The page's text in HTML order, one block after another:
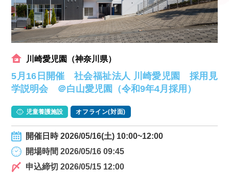
川崎愛児園（神奈川県）
5月16日開催 社会福祉法人 川崎愛児園 採用見
学説明会 ＠白山愛児園（令和9年4月採用）
児童養護施設 オフライン(対面)
開催日時 2026/05/16(土) 10:00~12:00
開場時間 2026/05/16 09:45
申込締切 2026/05/15 12:00